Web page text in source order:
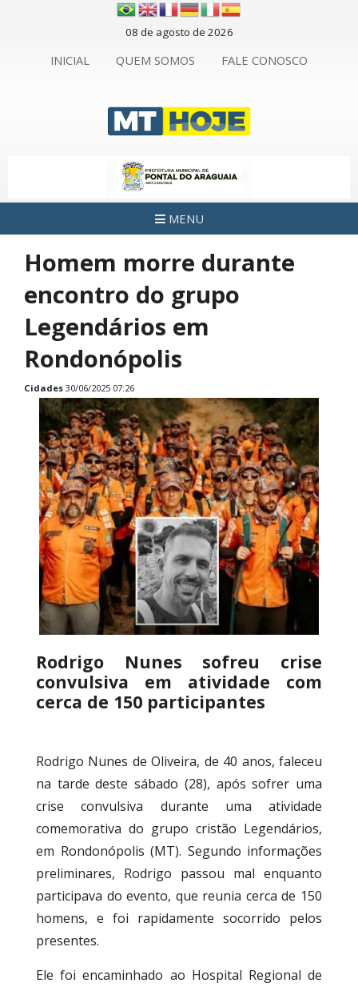
08 de agosto de 2026
INICIAL QUEM SOMOS FALE CONOSCO
MENU
Homem morre durante
encontro do grupo
Legendários em
Rondonópolis
Cidades 30/06/2025 07:26
Rodrigo Nunes sofreu crise
convulsiva em atividade com
cerca de 150 participantes
Rodrigo Nunes de Oliveira, de 40 anos, faleceu
na tarde deste sábado (28), após sofrer uma
crise convulsiva durante uma atividade
comemorativa do grupo cristão Legendários,
em Rondonópolis (MT). Segundo informações
preliminares, Rodrigo passou mal enquanto
participava do evento, que reunia cerca de 150
homens, e foi rapidamente socorrido pelos
presentes.
Ele foi encaminhado ao Hospital Regional de